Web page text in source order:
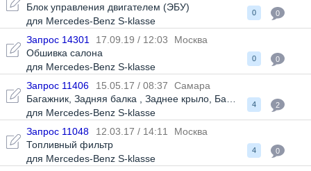
Блок управления двигателем (ЭБУ)
для Mercedes-Benz S-klasse
0 0
Запрос 14301 17.09.19 / 12:03
Москва
Обшивка салона
для Mercedes-Benz S-klasse
0 0
Запрос 11406 15.05.17 / 08:37
Самара
Багажник Задняя балка Заднее крыло Бампер задний
для Mercedes-Benz S-klasse
4 2
Запрос 11048 12.03.17 / 14:11
Москва
Топливный фильтр
для Mercedes-Benz S-klasse
4 0